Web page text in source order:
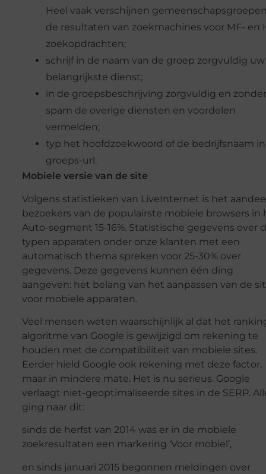
Heel vaak verschijnen
de resultaten van zoekmachines voor MF- en
zoekopdrachten;
schrijf in de naam van de groep zorgvuldig uw
belangrijkste dienst;
in de groepsbeschrijving zorgvuldig en zonder
spam de overige diensten en voordelen
vermelden;
typ het hoofdzoekwoord of de bedrijfsnaam
groeps-url.
Mobiele versie van de site
Volgens statistieken van LiveInternet is het
bezoekers van de populairste mobiele browsers in
Auto-segment 15-16%. Statistische gegevens over
typen apparaten onder onze klanten met een
automatisch thema spreken voor 25-30% over
gegevens. Deze gegevens kunnen één ding
aangeven: het belang van het aanpassen van de
voor mobiele apparaten.
Veel mensen weten waarschijnlijk al dat het
algoritme van Google is gewijzigd om rekening te
houden met de compatibiliteit van mobiele sites.
Eerder hield Google ook rekening met deze factor,
maar in mindere mate. Het is nu serieus. Google
verlaagt niet-geoptimaliseerde sites in de SERP.
ging naar dit:
sinds de herfst van 2014 was er in de mobiele
zoekresultaten een markering ‘Voor mobiel’,
en sinds januari 2015 begonnen meldingen over